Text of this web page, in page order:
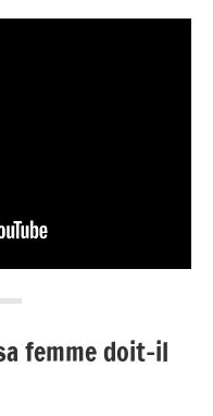
femme doit-il